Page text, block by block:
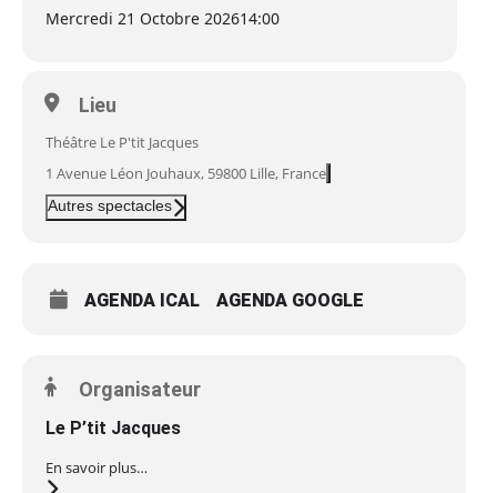
Mercredi 21 Octobre 202614:00
Lieu
Théâtre Le P'tit Jacques
1 Avenue Léon Jouhaux, 59800 Lille, France
Autres spectacles
AGENDA ICAL AGENDA GOOGLE
Organisateur
Le P’tit Jacques
En savoir plus…